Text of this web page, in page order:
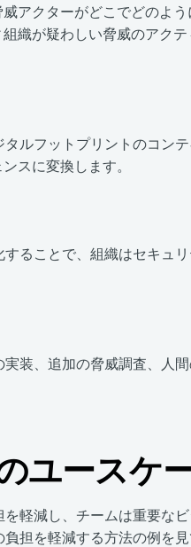
アクターがどこでどのよ
織が疑わしい脅威のアク
ルフットプリントのコン
スに変換します。
ることで、組織はセキュ
装、追加の脅威調査、人
ユースケ
軽減し、チームは重要な
担を軽減する方法の例を見